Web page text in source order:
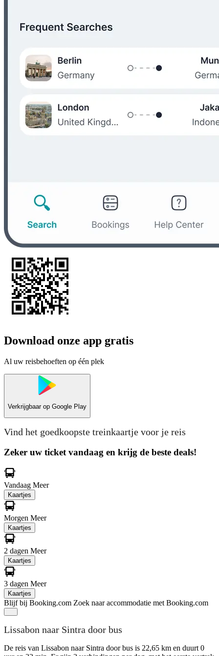
Download onze app gratis
Al uw reisbehoeften op één plek
Verkrijgbaar op Google Play
Vind het goedkoopste treinkaartje voor je reis
Zeker uw ticket vandaag en krijg de beste deals!
Vandaag Meer
Kaartjes
Morgen Meer
Kaartjes
2 dagen Meer
Kaartjes
3 dagen Meer
Kaartjes
Blijf bij Booking.com Zoek naar accommodatie met Booking.com
Lissabon naar Sintra door bus
De reis van Lissabon naar Sintra door bus is 22,65 km en duurt 0